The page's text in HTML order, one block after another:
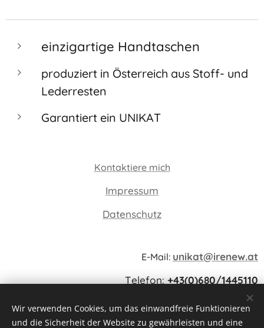
einzigartige Handtaschen
produziert in Österreich aus Stoff- und
Lederresten
Garantiert ein UNIKAT
Kontaktiere mich
Impressum
Datenschutz
E-Mail: unikat@irenew.at
Telefon:+43(0)680/1445110
Karl-Schwaha-Straße 20, 4680 Haag am Hausruck
Wir verwenden Cookies, um das einwandfreie Funktionieren
und die Sicherheit der Website zu gewährleisten und eine